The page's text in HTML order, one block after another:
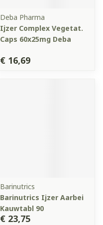
Deba Pharma
Ijzer Complex Vegetat.
Caps 60x25mg Deba
€ 16,69
Barinutrics
Barinutrics Ijzer Aarbei
Kauwtabl 90
€ 23,75